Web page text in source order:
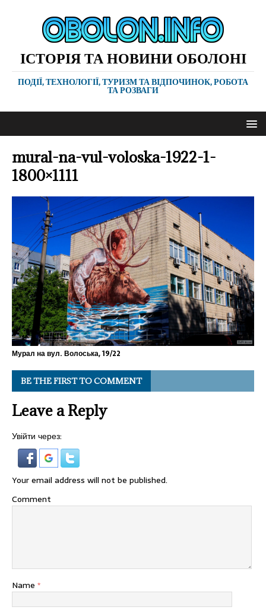
ІСТОРІЯ ТА НОВИНИ ОБОЛОНІ
ПОДІЇ, ТЕХНОЛОГІЇ, ТУРИЗМ ТА ВІДПОЧИНОК, РОБОТА
ТА РОЗВАГИ
mural-na-vul-voloska-1922-1-
1800×1111
Мурал на вул. Волоська, 19/22
BE THE FIRST TO COMMENT
Leave a Reply
Увійти через:
Your email address will not be published.
Comment
Name *